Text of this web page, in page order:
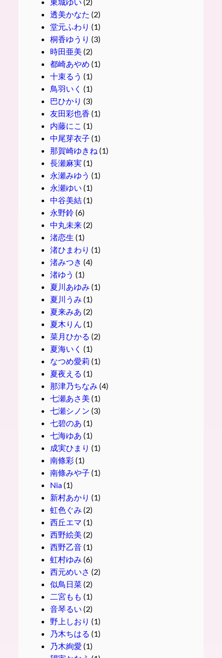
東城ゆい (2)
透美かなた (2)
堂元ふわり (1)
桐香ゆうり (3)
時田亜美 (2)
都崎あやめ (1)
十束るう (1)
鳥羽いく (1)
巴ひかり (3)
友田彩也香 (1)
内藤にこ (1)
中尾芽衣子 (1)
那賀崎ゆきね (1)
長瀬麻実 (1)
永瀬みゆう (1)
永瀬ゆい (1)
中谷美結(1)
永野鈴(6)
中丸未来(2)
渚恋生 (1)
渚ひまわり (1)
渚みつき (4)
渚ゆう (1)
夏川あゆみ (1)
夏川うみ (1)
夏来みあ (2)
夏木りん (1)
菜月ひかる (2)
夏海いく (1)
なつめ愛莉 (1)
夏夜える (1)
那津乃ちなみ (4)
七瀬あさ美 (1)
七瀬シノン (3)
七碧のあ (1)
七海ゆあ (1)
成実ひまり (1)
南條彩(1)
南條みや子 (1)
Nia(1)
新村あかり (1)
虹色ぐみ (2)
西丘エマ (1)
西野絵美 (2)
西野乙音(1)
虹村ゆみ (6)
西元めいさ (2)
似鳥日菜(2)
二宮もも (1)
音琴るい (2)
野上しおり (1)
乃木ちはる (1)
乃木絢愛 (1)